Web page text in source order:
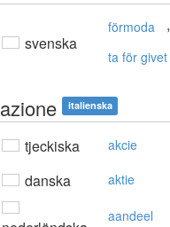
svenska
förmoda ,
ta för givet
azione italienska
tjeckiska akcie
danska aktie
aandeel